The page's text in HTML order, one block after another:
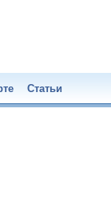
Статьи